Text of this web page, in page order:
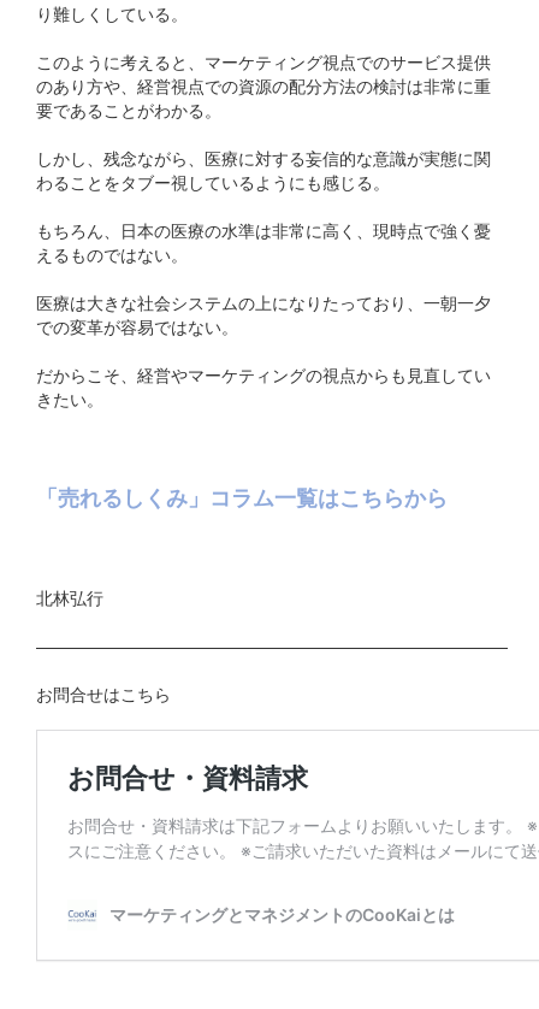
り難しくしている。
このように考えると、マーケティング視点でのサービス提供
のあり方や、経営視点での資源の配分方法の検討は非常に重
要であることがわかる。
しかし、残念ながら、医療に対する妄信的な意識が実態に関
わることをタブー視しているようにも感じる。
もちろん、日本の医療の水準は非常に高く、現時点で強く憂
えるものではない。
医療は大きな社会システムの上になりたっており、一朝一夕
での変革が容易ではない。
だからこそ、経営やマーケティングの視点からも見直してい
きたい。
「売れるしくみ」コラム一覧はこちらから
北林弘行
————————————————————————————
お問合せはこちら